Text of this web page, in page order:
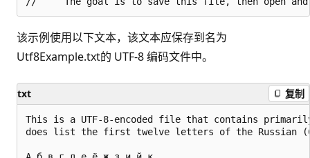
该示例使用以下文本，该文本应保存到名为
Utf8Example.txt的 UTF-8 编码文件中。
txt 复制
This is a UTF-8-encoded file that contains
does list the first twelve letters of the Russian